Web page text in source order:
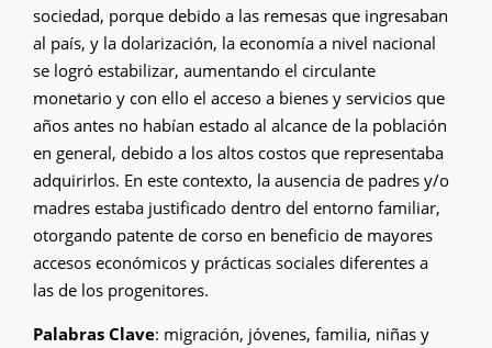
sociedad, porque debido a las remesas que ingresaban
al país, y la dolarización, la economía a nivel nacional
se logró estabilizar, aumentando el circulante
monetario y con ello el acceso a bienes y servicios que
años antes no habían estado al alcance de la población
en general, debido a los altos costos que representaba
adquirirlos. En este contexto, la ausencia de padres y/o
madres estaba justificado dentro del entorno familiar,
otorgando patente de corso en beneficio de mayores
accesos económicos y prácticas sociales diferentes a
las de los progenitores.
Palabras Clave: migración, jóvenes, familia, niñas y